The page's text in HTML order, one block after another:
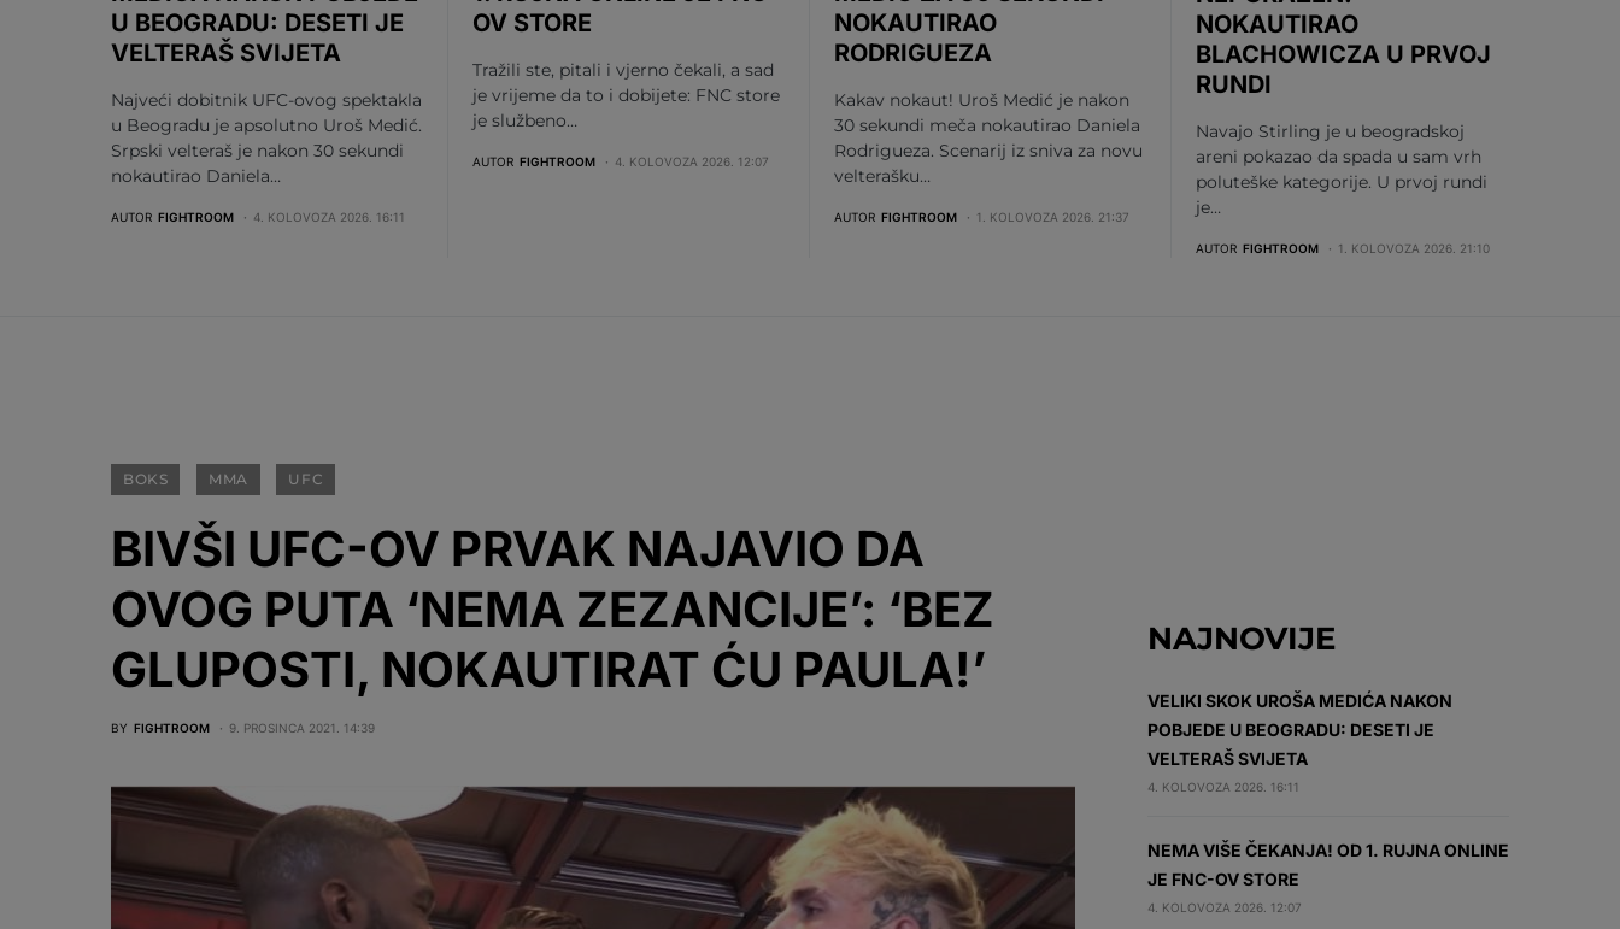
U BEOGRADU: DESETI JE
VELTERAŠ SVIJETA
Najveći dobitnik UFC-ovog spektakla
u Beogradu je apsolutno Uroš Medić.
Srpski velteraš je nakon 30 sekundi
nokautirao Daniela…
AUTOR FIGHTROOM 4. KOLOVOZA 2026. 16:11
OV STORE
Tražili ste, pitali i vjerno čekali, a sad
je vrijeme da to i dobijete: FNC store
je službeno…
AUTOR FIGHTROOM 4. KOLOVOZA 2026. 12:07
NOKAUTIRAO
RODRIGUEZA
Kakav nokaut! Uroš Medić je nakon
30 sekundi meča nokautirao Daniela
Rodrigueza. Scenarij iz sniva za novu
velterašku…
AUTOR FIGHTROOM 1. KOLOVOZA 2026. 21:37
NOKAUTIRAO
BLACHOWICZA U PRVOJ
RUNDI
Navajo Stirling je u beogradskoj
areni pokazao da spada u sam vrh
poluteške kategorije. U prvoj rundi
je…
AUTOR FIGHTROOM 1. KOLOVOZA 2026. 21:10
BOKS MMA UFC
BIVŠI UFC-OV PRVAK NAJAVIO DA
OVOG PUTA ‘NEMA ZEZANCIJE’: ‘BEZ
GLUPOSTI, NOKAUTIRAT ĆU PAULA!’
BY FIGHTROOM 9. PROSINCA 2021. 14:39
NAJNOVIJE
VELIKI SKOK UROŠA MEDIĆA NAKON
POBJEDE U BEOGRADU: DESETI JE
VELTERAŠ SVIJETA
4. KOLOVOZA 2026. 16:11
NEMA VIŠE ČEKANJA! OD 1. RUJNA ONLINE
JE FNC-OV STORE
4. KOLOVOZA 2026. 12:07